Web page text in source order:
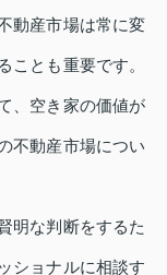
動産市場は常に変
ことも重要です。
、空き家の価値が
不動産市場につい
明な判断をするた
ショナルに相談す